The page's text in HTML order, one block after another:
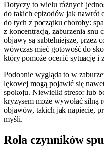
Dotyczy to wielu różnych
do takich epizodów jak nawrót
do tych z początku choroby:
z koncentracją, zaburzenia snu
objawy są subtelniejsze, przez
wówczas mieć gotowość do
który pomoże ocenić sytuację i
Podobnie wygląda to w
lękowej mogą pojawić się
spokoju. Niewielki stresor lub
kryzysem może wywołać silną
objawów, takich jak napięcie,
myśli.
Rola czynników